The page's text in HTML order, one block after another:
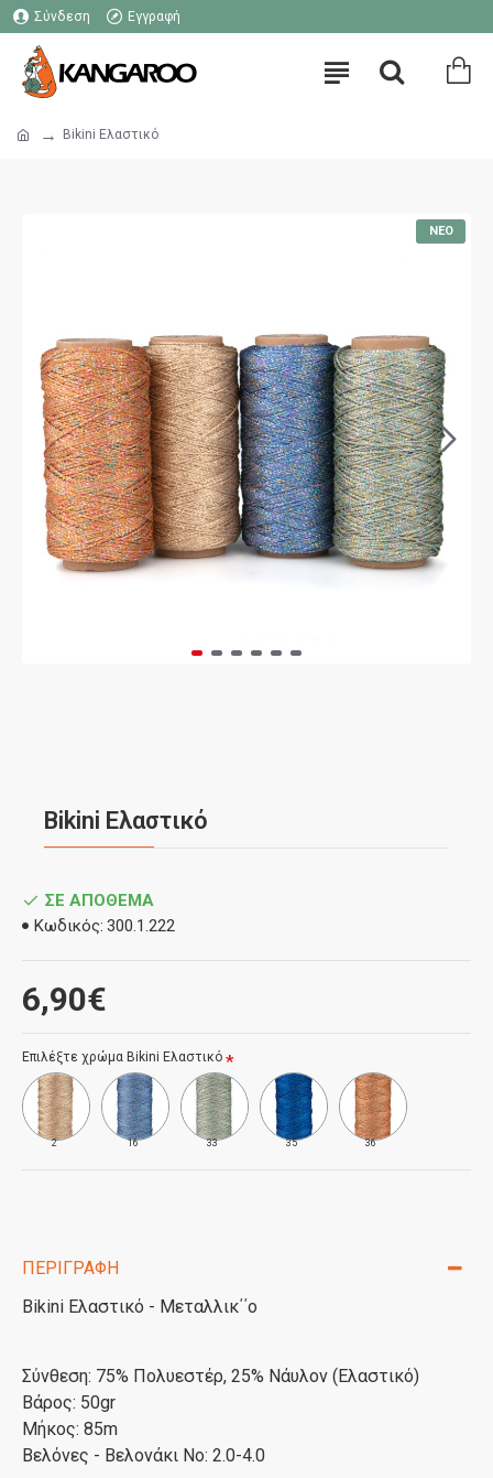
Σύνδεση Εγγραφή
Bikini Ελαστικό
ΝΈΟ
Bikini Ελαστικό
6,90€
ΣΕ ΑΠΌΘΕΜΑ
Κωδικός: 300.1.222
Επιλέξτε χρώμα Bikini Ελαστικό
2 16 33 35 36
ΠΕΡΙΓΡΑΦΉ
Bikini Ελαστικό - Μεταλλικ΄΄ο
Σύνθεση: 75% Πολυεστέρ, 25% Νάυλον (Ελαστικό)
Βάρος: 50gr
Μήκος: 85m
Βελόνες - Βελονάκι Νο: 2.0-4.0